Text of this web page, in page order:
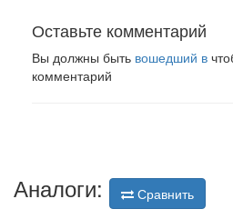
Оставьте комментарий
Вы должны быть вошедший в
комментарий
Аналоги: Сравнить